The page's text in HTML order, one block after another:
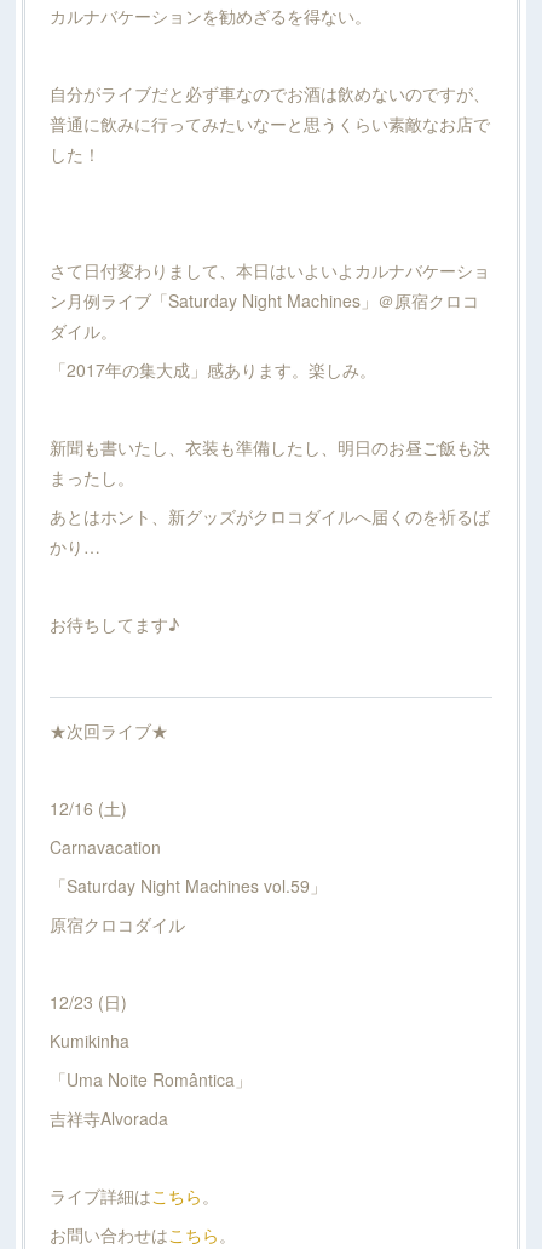
カルナバケーションを勧めざるを得ない。
自分がライブだと必ず車なのでお酒は飲めないのですが、
普通に飲みに行ってみたいなーと思うくらい素敵なお店で
した！
さて日付変わりまして、本日はいよいよカルナバケーショ
ン月例ライブ「Saturday Night Machines」＠原宿クロコ
ダイル。
「2017年の集大成」感あります。楽しみ。
新聞も書いたし、衣装も準備したし、明日のお昼ご飯も決
まったし。
あとはホント、新グッズがクロコダイルへ届くのを祈るば
かり…
お待ちしてます♪
★次回ライブ★
12/16 (土)
Carnavacation
「Saturday Night Machines vol.59」
原宿クロコダイル
12/23 (日)
Kumikinha
「Uma Noite Romântica」
吉祥寺Alvorada
ライブ詳細はこちら。
お問い合わせはこちら。